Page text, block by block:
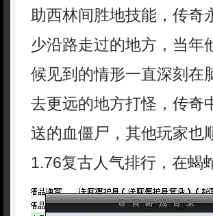
助西林间胜地技能，传奇
少沿路走过的地方，当年
候见到的情形一直深刻在
去更远的地方打怪，传奇
送的血僵尸，其他玩家也
1.76复古人气排行，在蝎